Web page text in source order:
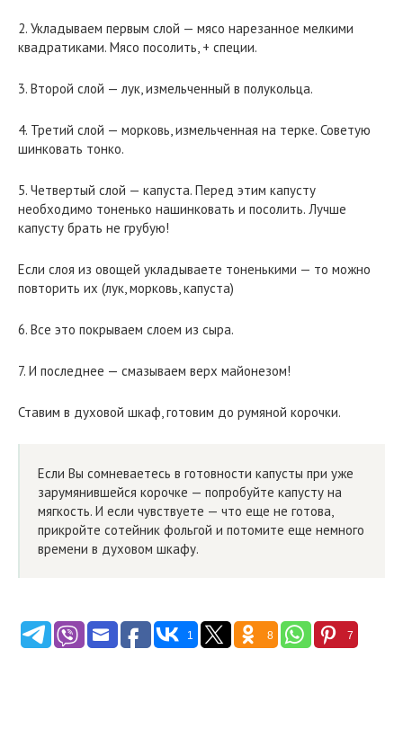
2. Укладываем первым слой — мясо нарезанное мелкими
квадратиками. Мясо посолить, + специи.
3. Второй слой — лук, измельченный в полукольца.
4. Третий слой — морковь, измельченная на терке. Советую
шинковать тонко.
5. Четвертый слой — капуста. Перед этим капусту
необходимо тоненько нашинковать и посолить. Лучше
капусту брать не грубую!
Если слоя из овощей укладываете тоненькими — то можно
повторить их (лук, морковь, капуста)
6. Все это покрываем слоем из сыра.
7. И последнее — смазываем верх майонезом!
Ставим в духовой шкаф, готовим до румяной корочки.
Если Вы сомневаетесь в готовности капусты при уже
зарумянившейся корочке — попробуйте капусту на
мягкость. И если чувствуете — что еще не готова,
прикройте сотейник фольгой и потомите еще немного
времени в духовом шкафу.
1 8 7